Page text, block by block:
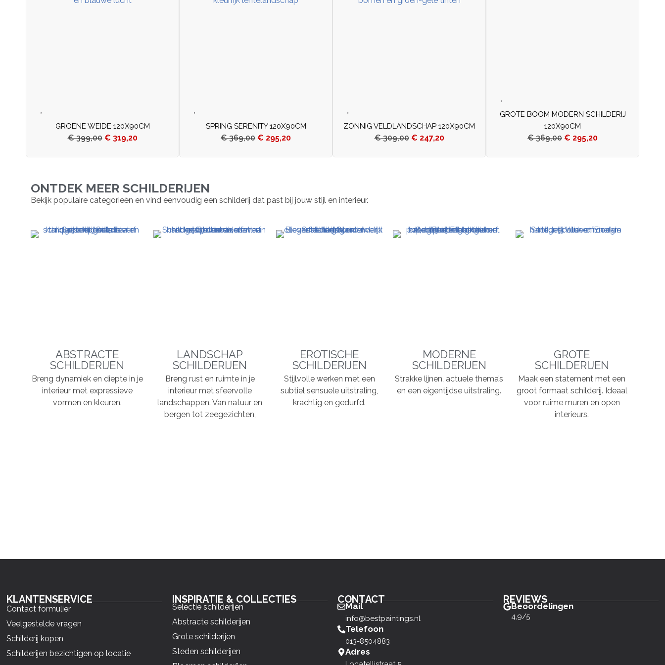
GROENE WEIDE 120X90CM
€399,00 € 319,20
SPRING SERENITY 120X90CM
€369,00 € 295,20
ZONNIG VELDLANDSCHAP 120X90CM
€309,00 € 247,20
GROTE BOOM MODERN SCHILDERIJ
120X90CM
€369,00 € 295,20
ONTDEK MEER SCHILDERIJEN
Bekijk populaire categorieën en vind eenvoudig een schilderij dat past bij jouw stijl en interieur.
ABSTRACTE
SCHILDERIJEN
Breng dynamiek en diepte in je
interieur met expressieve
vormen en kleuren.
LANDSCHAP
SCHILDERIJEN
Breng rust en ruimte in je
interieur met sfeervolle
landschappen. Van natuur en
bergen tot zeegezichten,
EROTISCHE
SCHILDERIJEN
Stijlvolle werken met een
subtiel sensuele uitstraling,
krachtig en gedurfd.
MODERNE
SCHILDERIJEN
Strakke lijnen, actuele thema’s
en een eigentijdse uitstraling.
GROTE
SCHILDERIJEN
Maak een statement met een
groot formaat schilderij. Ideaal
voor ruime muren en open
interieurs.
KLANTENSERVICE
Contact formulier
Veelgestelde vragen
Schilderij kopen
Schilderijen bezichtigen op locatie
INSPIRATIE & COLLECTIES
Selectie schilderijen
Abstracte schilderijen
Grote schilderijen
Steden schilderijen
CONTACT
Mail
info@bestpaintings.nl
Telefoon
013-8504883
Adres
REVIEWS
Beoordelingen
4,9/5